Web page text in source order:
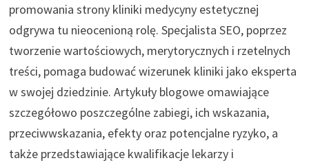
promowania strony kliniki medycyny estetycznej
odgrywa tu nieocenioną rolę. Specjalista SEO, poprzez
tworzenie wartościowych, merytorycznych i rzetelnych
treści, pomaga budować wizerunek kliniki jako eksperta
w swojej dziedzinie. Artykuły blogowe omawiające
szczegółowo poszczególne zabiegi, ich wskazania,
przeciwwskazania, efekty oraz potencjalne ryzyko, a
także przedstawiające kwalifikacje lekarzy i